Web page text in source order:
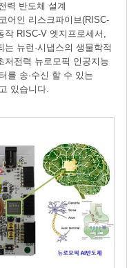
력 반도체 설계
어인 리스크파이브(RISC-
작 RISC-V 엣지프로세서,
뉴런·시냅스의 생물학적
저전력 뉴로모픽 인공지능
를 송·수신 할 수 있는
있습니다.